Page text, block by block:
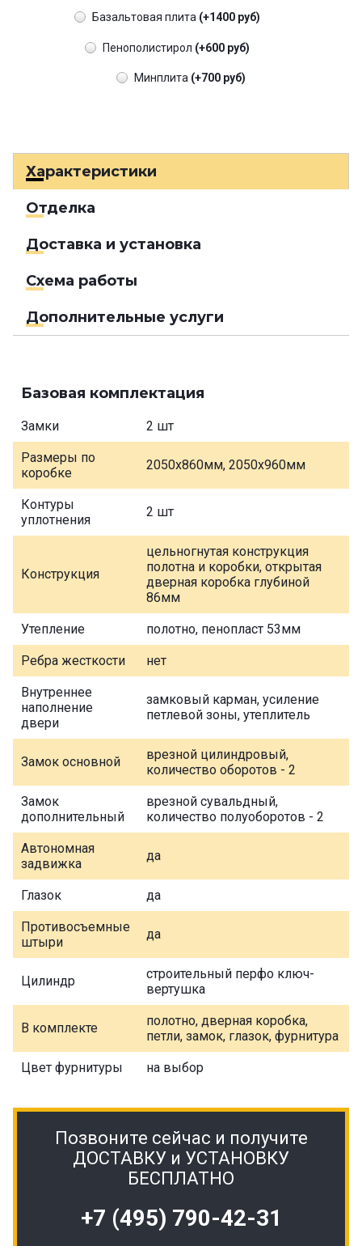
Базальтовая плита (+1400 руб)
Пенополистирол (+600 руб)
Минплита (+700 руб)
Характеристики
Отделка
Доставка и установка
Схема работы
Дополнительные услуги
Базовая комплектация
Замки 2 шт
Размеры по
коробке
2050х860мм, 2050х960мм
Контуры
уплотнения
2 шт
Конструкция
цельногнутая конструкция
полотна и коробки, открытая
дверная коробка глубиной
86мм
Утепление полотно, пенопласт 53мм
Ребра жесткости нет
Внутреннее
наполнение
двери
замковый карман, усиление
петлевой зоны, утеплитель
Замок основной
врезной цилиндровый,
количество оборотов - 2
Замок
дополнительный
врезной сувальдный,
количество полуоборотов - 2
Автономная
задвижка
да
Глазок да
Противосъемные
штыри
да
Цилиндр
строительный перфо ключ-
вертушка
В комплекте
полотно, дверная коробка,
петли, замок, глазок, фурнитура
Цвет фурнитуры на выбор
Позвоните сейчас и получите
ДОСТАВКУ и УСТАНОВКУ
БЕСПЛАТНО
+7 (495) 790-42-31